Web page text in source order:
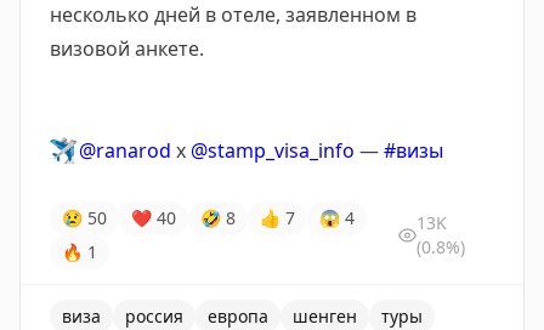
несколько дней в отеле, заявленном в
визовой анкете.
✈️ @ranarod x @stamp_visa_info —#визы
😢 50 ❤ 40 🤣 8 👍 7 😱 4
🔥 1
13K
(0.8%)
виза россия европа шенген
туры